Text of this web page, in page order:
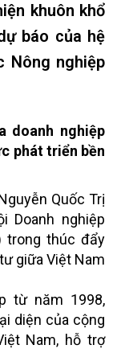
khuôn khổ
báo của hệ
Nông nghiệp
doanh nghiệp
phát triển bền
Quốc Trị
Doanh nghiệp
trong thúc đẩy
giữa Việt Nam
từ năm 1998,
diện của cộng
Nam, hỗ trợ